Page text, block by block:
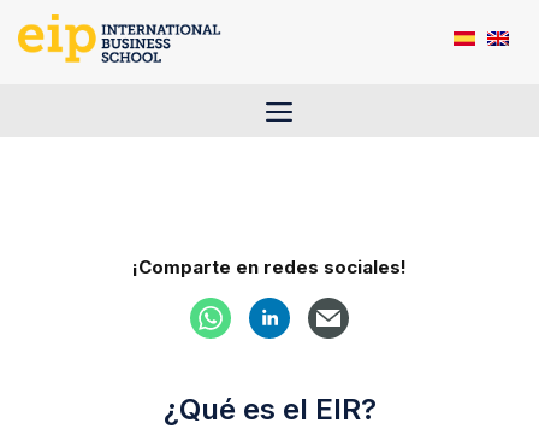
Saltar
Menú
¡Comparte en redes sociales!
¿Qué es el EIR?